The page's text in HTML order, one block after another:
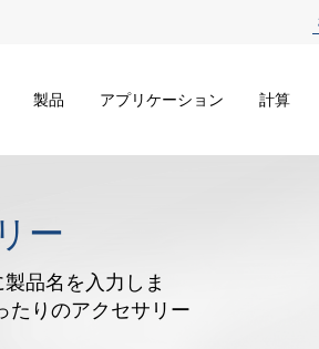
製品 アプリケーション 計算
ー
品名を入力しま
たりのアクセサリー